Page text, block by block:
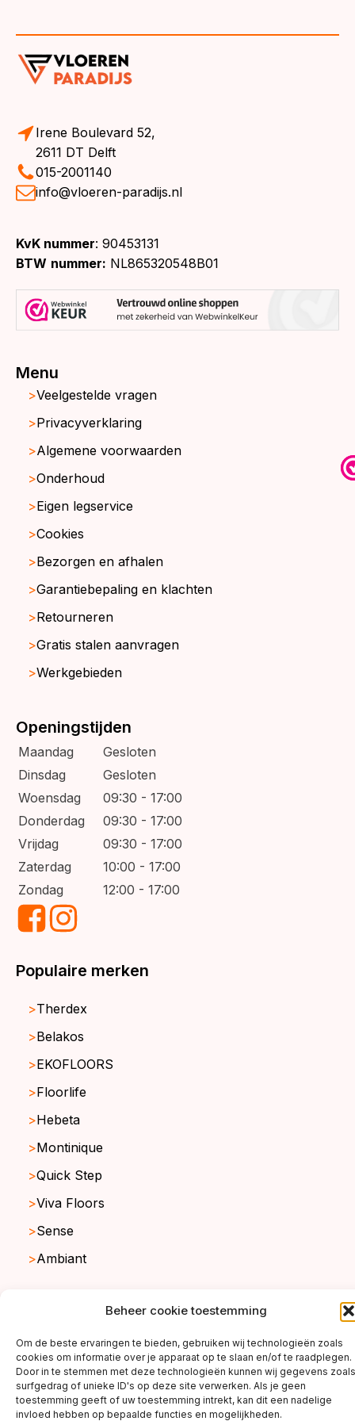
Beheer cookie toestemming
Om de beste ervaringen te bieden, gebruiken wij technologieën zoals
cookies om informatie over je apparaat op te slaan en/of te raadplegen.
Door in te stemmen met deze technologieën kunnen wij gegevens zoals
surfgedrag of unieke ID's op deze site verwerken. Als je geen
toestemming geeft of uw toestemming intrekt, kan dit een nadelige
invloed hebben op bepaalde functies en mogelijkheden.
Irene Boulevard 52,
2611 DT Delft
015-2001140
info@vloeren-paradijs.nl
KvK nummer: 90453131
BTW nummer: NL865320548B01
Menu
Veelgestelde vragen
Privacyverklaring
Algemene voorwaarden
Onderhoud
Eigen legservice
Cookies
Bezorgen en afhalen
Garantiebepaling en klachten
Retourneren
Gratis stalen aanvragen
Werkgebieden
Openingstijden
Maandag
Gesloten
Dinsdag
Gesloten
Woensdag
09:30 - 17:00
Donderdag
09:30 - 17:00
Vrijdag
09:30 - 17:00
Zaterdag
10:00 - 17:00
Zondag
12:00 - 17:00
Populaire merken
Therdex
Belakos
EKOFLOORS
Floorlife
Hebeta
Montinique
Quick Step
Viva Floors
Sense
Ambiant